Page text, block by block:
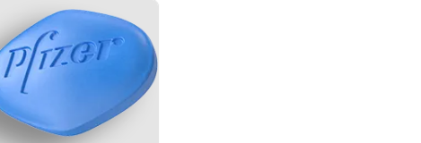
在內的專業整合治療方
男性患者及早康復、重
活。